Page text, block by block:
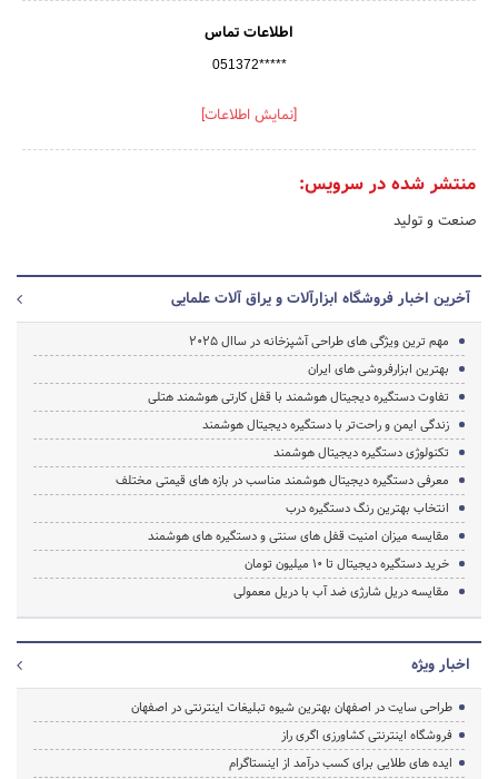
اطلاعات تماس
051372*****
[نمایش اطلاعات]
منتشر شده در سرویس:
صنعت و تولید
آخرین اخبار فروشگاه ابزارآلات و یراق آلات علمایی
مهم ترین ویژگی های طراحی آشپزخانه در ساال 2025
بهترین ابزارفروشی های ایران
تفاوت دستگیره دیجیتال هوشمند با قفل کارتی هوشمند هتلی
زندگی ایمن و راحت‌تر با دستگیره دیجیتال هوشمند
تکنولوژی دستگیره دیجیتال هوشمند
معرفی دستگیره دیجیتال هوشمند مناسب در بازه های قیمتی مختلف
انتخاب بهترین رنگ دستگیره درب
مقایسه میزان امنیت قفل های سنتی و دستگیره های هوشمند
خرید دستگیره دیجیتال تا 10 میلیون تومان
مقایسه دریل شارژی ضد آب با دریل معمولی
اخبار ویژه
طراحی سایت در اصفهان بهترین شیوه تبلیغات اینترنتی در اصفهان
فروشگاه اینترنتی کشاورزی اگری راز
ایده های طلایی برای کسب درآمد از اینستاگرام